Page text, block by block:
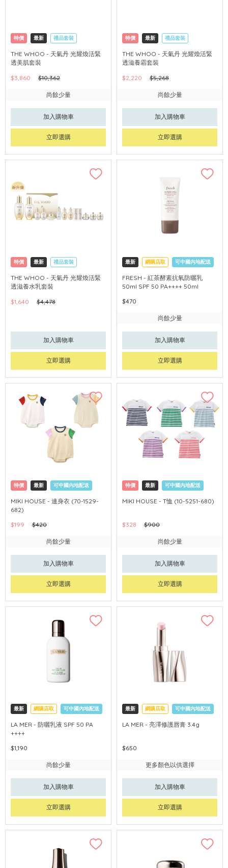
特價 最新 禮品套裝
網購店取 可中國內地配送
THE WHOO - 天氣丹 光耀煥活緊
透美肌套裝
$3,860
$10,362
尚餘少量
加入購物車
立即選購
特價 最新 禮品套裝
網購店取 可中國內地配送
THE WHOO - 天氣丹 光耀煥活緊
透滋養霜套裝
$2,220
$5,268
尚餘少量
加入購物車
立即選購
特價 最新 禮品套裝
網購店取 可中國內地配送
THE WHOO - 天氣丹 光耀煥活緊
透滋養水乳套裝
$1,640
$4,478
加入購物車
立即選購
最新 網購店取 可中國內地配送
FRESH - 紅茶酵素抗氧防曬乳
50ml SPF 50 PA++++ 50ml
$470
尚餘少量
加入購物車
立即選購
特價 最新 可中國內地配送
MIKI HOUSE - 連身衣 (70-1529-
682)
$199
$420
尚餘少量
加入購物車
立即選購
特價 最新 可中國內地配送
MIKI HOUSE - T恤 (10-5251-680)
$328 $900
尚餘少量
加入購物車
立即選購
最新 網購店取 可中國內地配送
LA MER - 防曬乳液 SPF 50 PA
++++
$1,190
尚餘少量
加入購物車
立即選購
最新 網購店取 可中國內地配送
LA MER - 亮澤修護唇膏 3.4g
$650
更多顏色以供選擇
加入購物車
立即選購